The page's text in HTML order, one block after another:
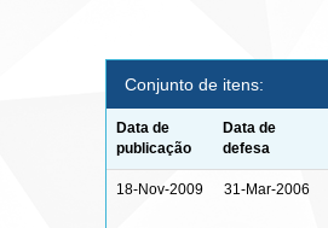
Conjunto de itens:
Data de
publicação
Data de
defesa
18-Nov-2009 31-Mar-2006